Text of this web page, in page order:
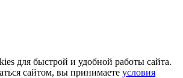
для быстрой и удобной работы сайта.
сайтом, вы принимаете условия